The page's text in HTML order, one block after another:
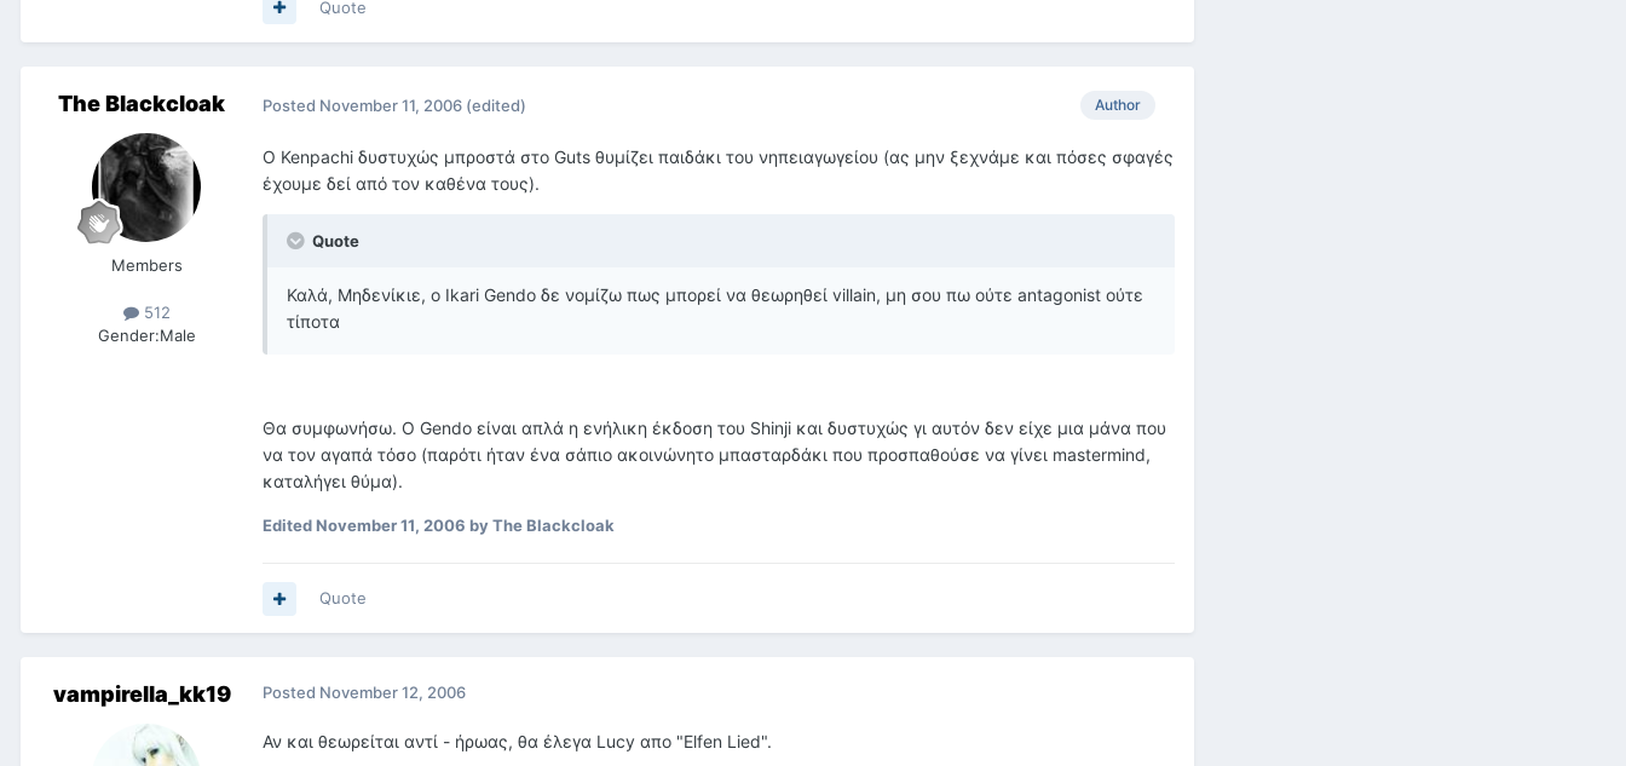
Quote
The Blackcloak
Members
512
Gender:Male
Author
Posted November 11, 2006 (edited)
Ο Kenpachi δυστυχώς μπροστά στο Guts θυμίζει παιδάκι του νηπειαγωγείου (ας μην ξεχνάμε και πόσες σφαγές
έχουμε δεί από τον καθένα τους).
Quote
Καλά, Μηδενίκιε, ο Ikari Gendo δε νομίζω πως μπορεί να θεωρηθεί villain, μη σου πω ούτε antagonist ούτε
τίποτα
Θα συμφωνήσω. Ο Gendo είναι απλά η ενήλικη έκδοση του Shinji και δυστυχώς γι αυτόν δεν είχε μια μάνα που
να τον αγαπά τόσο (παρότι ήταν ένα σάπιο ακοινώνητο μπασταρδάκι που προσπαθούσε να γίνει mastermind,
καταλήγει θύμα).
EditedNovember 11, 2006 by The Blackcloak
Quote
vampirella_kk19 Posted November 12, 2006
Αν και θεωρείται αντί - ήρωας, θα έλεγα Lucy απο "Elfen Lied".